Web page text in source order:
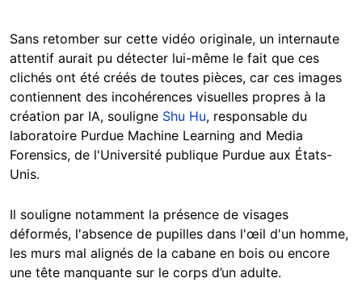
Sans retomber sur cette vidéo originale, un internaute
attentif aurait pu détecter lui-même le fait que ces
clichés ont été créés de toutes pièces, car ces images
contiennent des incohérences visuelles propres à la
création par IA, souligne Shu Hu, responsable du
laboratoire Purdue Machine Learning and Media
Forensics, de l'Université publique Purdue aux États-
Unis.
Il souligne notamment la présence de visages
déformés, l'absence de pupilles dans l'œil d'un homme,
les murs mal alignés de la cabane en bois ou encore
une tête manquante sur le corps d’un adulte.